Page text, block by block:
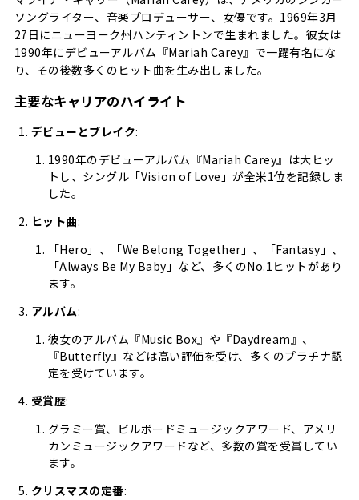
ソングライター、音楽プロデューサー、女優です。1969年3月
27日にニューヨーク州ハンティントンで生まれました。彼女は
1990年にデビューアルバム『Mariah Carey』で一躍有名にな
り、その後数多くのヒット曲を生み出しました。
主要なキャリアのハイライト
デビューとブレイク:
1990年のデビューアルバム『Mariah Carey』は大ヒッ
トし、シングル「Vision of Love」が全米1位を記録しま
した。
ヒット曲:
「Hero」、「We Belong Together」、「Fantasy」、
「Always Be My Baby」など、多くのNo.1ヒットがあり
ます。
アルバム:
彼女のアルバム『Music Box』や『Daydream』、
『Butterfly』などは高い評価を受け、多くのプラチナ認
定を受けています。
受賞歴:
グラミー賞、ビルボードミュージックアワード、アメリ
カンミュージックアワードなど、多数の賞を受賞してい
ます。
クリスマスの定番: